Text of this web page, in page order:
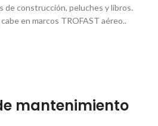
de construcción, peluches y libros.
en marcos TROFAST aéreo..
mantenimiento